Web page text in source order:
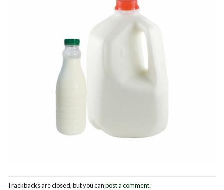
Trackbacks are closed, but you canpost a comment.